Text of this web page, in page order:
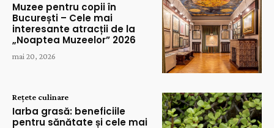
Muzee pentru copii în
București – Cele mai
interesante atracții de la
„Noaptea Muzeelor” 2026
mai 20, 2026
Rețete culinare
Iarba grasă: beneficiile
pentru sănătate și cele mai